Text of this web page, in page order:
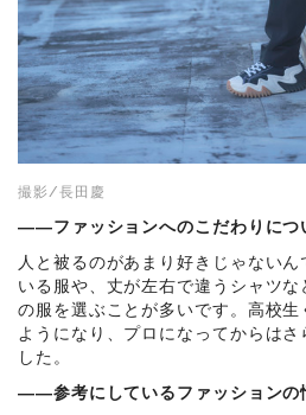
撮影/長田慶
――ファッションへのこだわりにつ
人と被るのがあまり好きじゃない
いる服や、丈が左右で違うシャツ
の服を選ぶことが多いです。高校
ようになり、プロになってからは
した。
――参考にしているファッションの